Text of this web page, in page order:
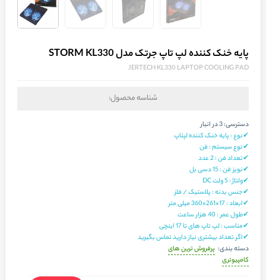
پایه خنک کننده لپ تاپ جرتک مدل STORM KL330
JERTECH KL330 LAPTOP COOLING PAD
شناسه محصول:
دسترسی:3 در انبار
✔نوع : پایه خنک کننده لپتاپ
✔نوع سیستم : فن
✔تعداد فن : 2 عدد
✔نویز فن : 15 دسی بل
✔ولتاژ : 5 ولت DC
✔جنس بدنه : پلاستیک / فلز
✔ابعاد : 17×261×360 میلی‌ متر
✔طول عمر : 40 هزار ساعت
✔مناسب : لپ تاپ های تا 17 اینچی
✔اگر تعداد بیشتری نیاز دارید تماس بگیرید
دسته بندی: پرفروش ترین های
کامپیوتری